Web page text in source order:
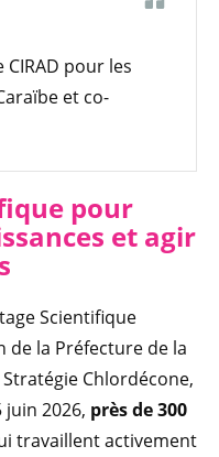
pour les
et co-
pour
et agir
Scientifique
de la Préfecture de la
Chlordécone,
2026, près de 300
travaillent activement